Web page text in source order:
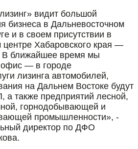
видит большой
бизнеса в Дальневосточном
и в своем присутствии в
Хабаровского края —
В ближайшее время мы
— в городе
лизинга автомобилей,
на Дальнем Востоке будут
также предприятий лесной,
горнодобывающей и
промышленности», -
директор по ДФО